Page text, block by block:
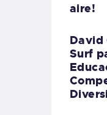
aire!
David
Surf